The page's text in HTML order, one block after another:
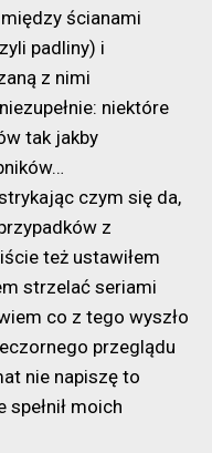
ścianami
padliny) i
z nimi
niektóre
tak jakby
czym się da,
z
też ustawiłem
strzelać seriami
co z tego wyszło
przeglądu
nie napiszę to
spełnił moich